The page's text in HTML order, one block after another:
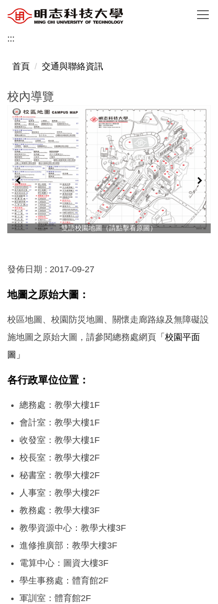
到
主
內
:::
首頁 交通與聯絡資訊
校內導覽
雙語校園地圖（請點擊看原圖）
發佈日期 : 2017-09-27
地圖之原始大圖：
校區地圖、校園防災地圖、關懷走廊路線及無障礙設
施地圖之原始大圖，請參閱總務處網頁 「校園平面
圖」
各行政單位位置：
總務處：教學大樓1F
會計室：教學大樓1F
收發室：教學大樓1F
校長室：教學大樓2F
秘書室：教學大樓2F
人事室：教學大樓2F
教務處：教學大樓3F
教學資源中心：教學大樓3F
進修推廣部：教學大樓3F
電算中心：圖資大樓3F
學生事務處：體育館2F
軍訓室：體育館2F